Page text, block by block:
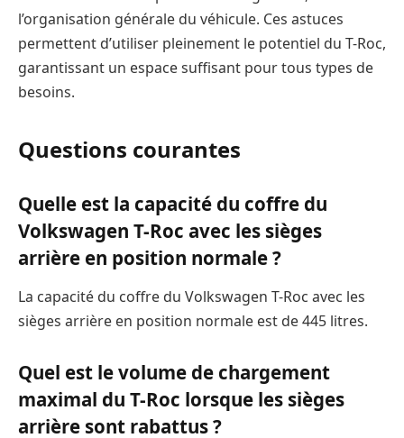
l’organisation générale du véhicule. Ces astuces
permettent d’utiliser pleinement le potentiel du T-Roc,
garantissant un espace suffisant pour tous types de
besoins.
Questions courantes
Quelle est la capacité du coffre du
Volkswagen T-Roc avec les sièges
arrière en position normale ?
La capacité du coffre du Volkswagen T-Roc avec les
sièges arrière en position normale est de 445 litres.
Quel est le volume de chargement
maximal du T-Roc lorsque les sièges
arrière sont rabattus ?